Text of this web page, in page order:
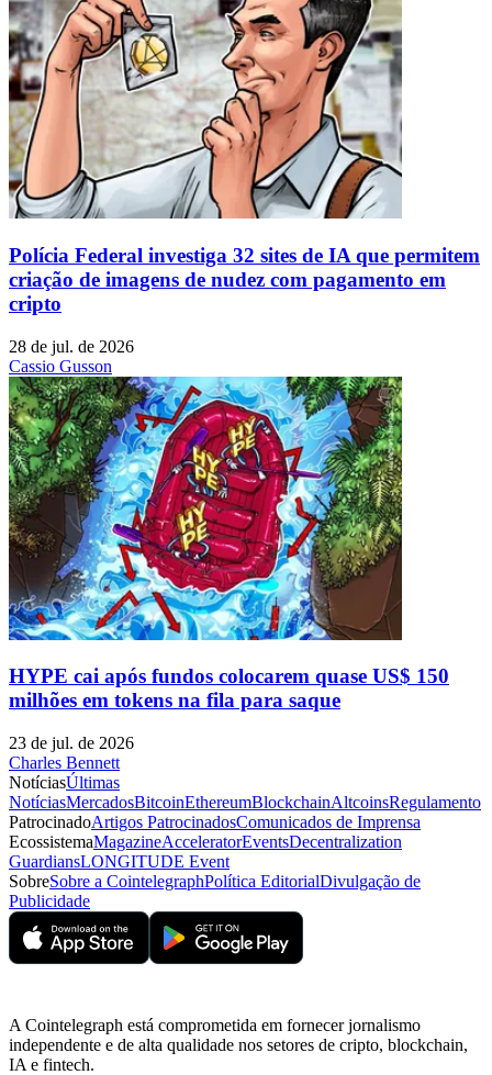
Polícia Federal investiga 32 sites de IA que permitem
criação de imagens de nudez com pagamento em
cripto
28 de jul. de 2026
Cassio Gusson
HYPE cai após fundos colocarem quase US$ 150
milhões em tokens na fila para saque
23 de jul. de 2026
Charles Bennett
NotíciasÚltimas
NotíciasMercadosBitcoinEthereumBlockchainAltcoinsRegulamento
PatrocinadoArtigos PatrocinadosComunicados de Imprensa
EcossistemaMagazineAcceleratorEventsDecentralization
GuardiansLONGITUDE Event
SobreSobre a CointelegraphPolítica EditorialDivulgação de
Publicidade
A Cointelegraph está comprometida em fornecer jornalismo
independente e de alta qualidade nos setores de cripto, blockchain,
IA e fintech.